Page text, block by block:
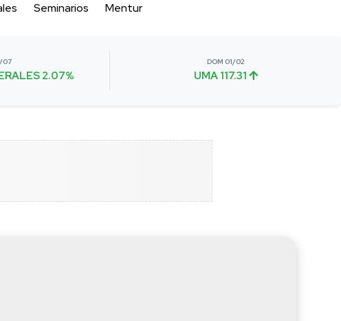
Seminarios Mentur
07
2.07%
DOM 01/02
UMA 117.31